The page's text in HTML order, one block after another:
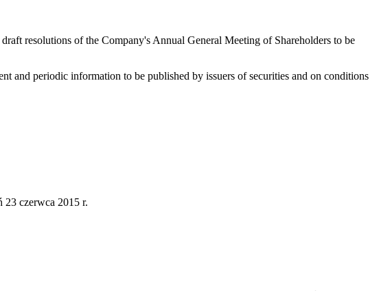
resolutions of the Company's Annual General Meeting of Shareholders to be
and periodic information to be published by issuers of securities and on conditions
23 czerwca 2015 r.